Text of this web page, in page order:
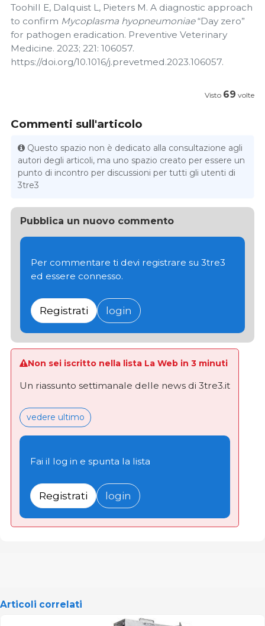
Toohill E, Dalquist L, Pieters M. A diagnostic approach
to confirm Mycoplasma hyopneumoniae“Day zero”
for pathogen eradication. Preventive Veterinary
Medicine. 2023; 221: 106057.
https://doi.org/10.1016/j.prevetmed.2023.106057.
Visto 69 volte
Commenti sull'articolo
Questo spazio non è dedicato alla consultazione agli
autori degli articoli, ma uno spazio creato per essere un
punto di incontro per discussioni per tutti gli utenti di
3tre3
Pubblica un nuovo commento
Per commentare ti devi registrare su 3tre3
ed essere connesso.
Registrati login
Non sei iscritto nella lista La Web in 3 minuti
Un riassunto settimanale delle news di 3tre3.it
vedere ultimo
Fai il log in e spunta la lista
Registrati login
Articoli correlati